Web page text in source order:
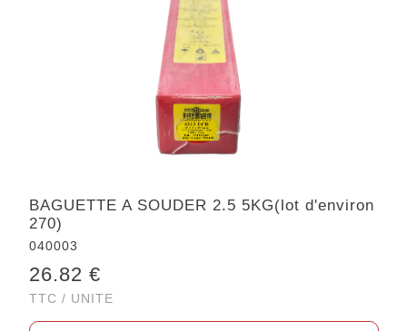
BAGUETTE A SOUDER 2.5 5KG(lot d'environ
270)
040003
26.82 €
TTC / UNITE